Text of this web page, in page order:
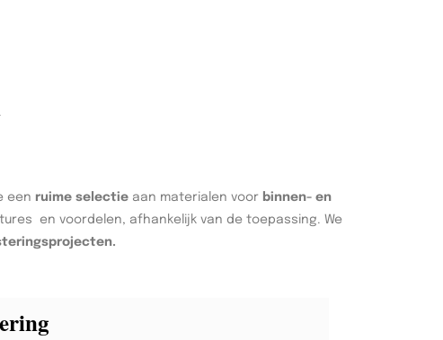
een ruime selectie aan materialen voor binnen- en
en voordelen, afhankelijk van de toepassing. We